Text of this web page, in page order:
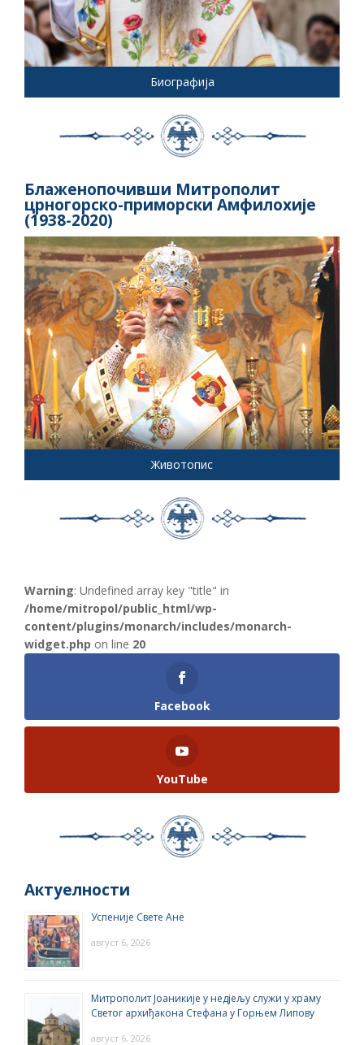
Биографија
Блаженопочивши Митрополит
црногорско-приморски Амфилохије
(1938-2020)
Животопис
Warning: Undefined array key "title" in
/home/mitropol/public_html/wp-
content/plugins/monarch/includes/monarch-
widget.php on line 20
Facebook
YouTube
Актуелности
Успеније Свете Ане
август 6, 2026
Митрополит Јоаникије у недјељу служи у храму
Светог архиђакона Стефана у Горњем Липову
август 6, 2026